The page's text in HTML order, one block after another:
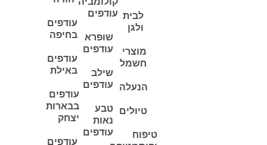
לבית
ולגן
מוצרי
חשמל
הנעלה
טיולים
טיפוח
עודפים
שופרא
עודפים
שילב
עודפים
טבע
נאות
עודפים
עודפים
בחיפה
עודפים
באילת
עודפים
בבארות
יצחק
עודפים